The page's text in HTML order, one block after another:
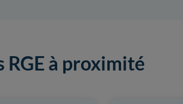
RGE à proximité